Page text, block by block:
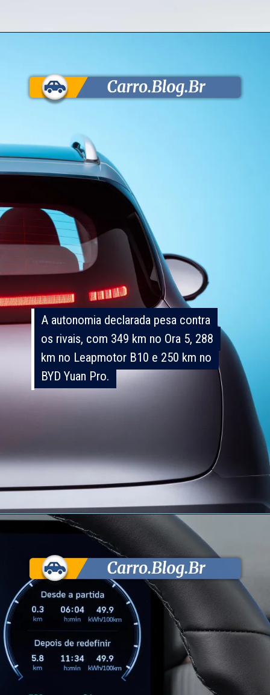
A autonomia declarada pesa contra
os rivais, com 349 km no Ora 5, 288
km no Leapmotor B10 e 250 km no
BYD Yuan Pro.
A autonomia declarada pesa contra
os rivais, com 349 km no Ora 5, 288
km no Leapmotor B10 e 250 km no
BYD Yuan Pro.